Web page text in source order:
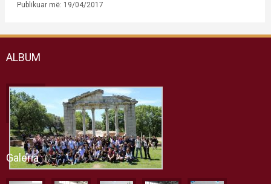
Publikuar më: 19/04/2017
ALBUM
Galeria